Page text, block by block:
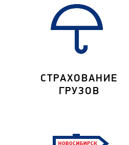
СТРАХОВАНИЕ
ГРУЗОВ